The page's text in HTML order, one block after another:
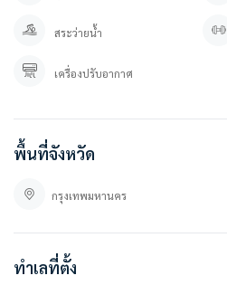
ถ. ศรีนครินทร์ แขวงสวนหลวง เขตสวนหลวง ก
สระว่ายน้ำ
เครื่องปรับอากาศ
พื้นที่จังหวัด
กรุงเทพมหานคร
ทำเลที่ตั้ง